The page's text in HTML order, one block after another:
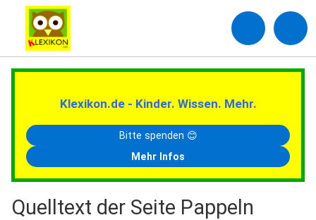
Klexikon.de - Kinder. Wissen. Mehr.
Bitte spenden 😊
Mehr Infos
Quelltext der Seite Pappeln